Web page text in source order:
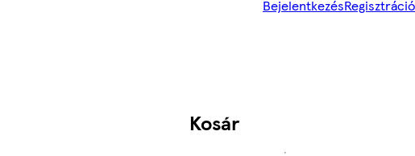
BejelentkezésRegisztráció
Kosár